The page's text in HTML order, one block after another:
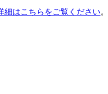
細はこちらをご覧ください。